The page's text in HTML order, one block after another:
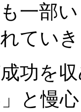
一部
てい
功を
と慢